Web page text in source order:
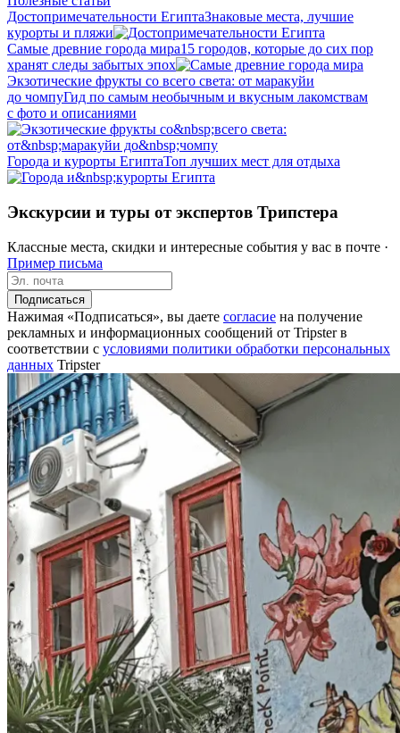
До­сто­при­ме­ча­тель­но­сти ЕгиптаЗнаковые места, лучшие
курорты и пляжи
Самые древние города мира15 городов, которые до сих пор
хранят следы забытых эпох
Экзотические фрукты со всего света: от маракуйи
до чомпуГид по самым необычным и вкусным лакомствам
с фото и описаниями
Города и курорты ЕгиптаТоп лучших мест для отдыха
Экскурсии и туры от экспертов Трипстера
Классные места, скидки и интересные события у вас в почте ·
Пример письма
Подписаться
Нажимая «Подписаться», вы даете согласие на получение
рекламных и информационных сообщений от Tripster в
соответствии c условиями политики обработки персональных
данных Tripster